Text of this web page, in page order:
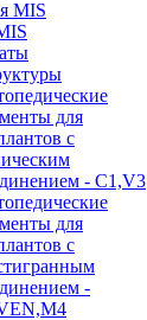
для
с
- C1,V3
для
с
-